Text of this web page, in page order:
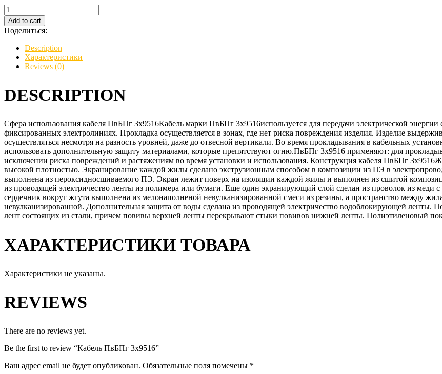
Кабель
ПвБПг
3х9516
quantity
Add to cart
Поделиться:
Description
Характеристики
Reviews (0)
DESCRIPTION
Сфера использования кабеля ПвБПг 3х9516Кабель марки ПвБПг 3х9516используется для передачи электрической
фиксированных электролиниях. Прокладка осуществляется в зонах, где нет риска повреждения изделия. Изделие
осуществляться несмотря на разность уровней, даже до отвесной вертикали. Во время прокладывания в кабельных
использовать дополнительную защиту материалами, которые препятствуют огню.ПвБПг 3х9516 применяют: для
исключении риска повреждений и растяжениям во время установки и использования. Конструкция кабеля ПвБПг
высокой плотностью. Экранирование каждой жилы сделано экструзионным способом в композиции из ПЭ в
выполнена из пероксидносшиваемого ПЭ. Экран лежит поверх на изоляции каждой жилы и выполнен из сшитой
из проводящей электричество ленты из полимера или бумаги. Еще один экранирующий слой сделан из проволок из меди
сердечник вокруг жгута выполнена из мелонаполненой невулканизированной смеси из резины, а пространство между
невулканизированной. Дополнительная защита от воды сделана из проводящей электричество водоблокирующей
лент состоящих из стали, причем повивы верхней ленты перекрывают стыки повивов нижней ленты. Полиэтиленовый
ХАРАКТЕРИСТИКИ ТОВАРА
Характеристики не указаны.
REVIEWS
There are no reviews yet.
Be the first to review “Кабель ПвБПг 3х9516”
Ваш адрес email не будет опубликован. Обязательные поля помечены *